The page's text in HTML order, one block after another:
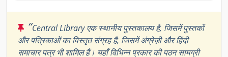
“Central Library एक स्थानीय पुस्तकालय है, जिसमें पुस्तकों
और पत्रिकाओं का विस्तृत संग्रह है, जिसमें अंग्रेज़ी और हिंदी
समाचार पत्र भी शामिल हैं। यहाँ विभिन्न प्रकार की पठन सामग्री